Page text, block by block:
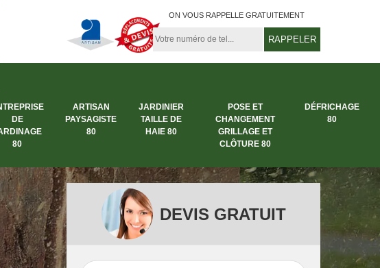
ON VOUS RAPPELLE GRATUITEMENT
DE
80
ARTISAN
PAYSAGISTE
80
JARDINIER
TAILLE DE
HAIE 80
POSE ET
CHANGEMENT
GRILLAGE ET
CLÔTURE 80
DÉFRICHAGE
80
DEVIS GRATUIT